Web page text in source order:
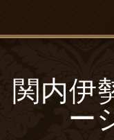
関内伊
ー